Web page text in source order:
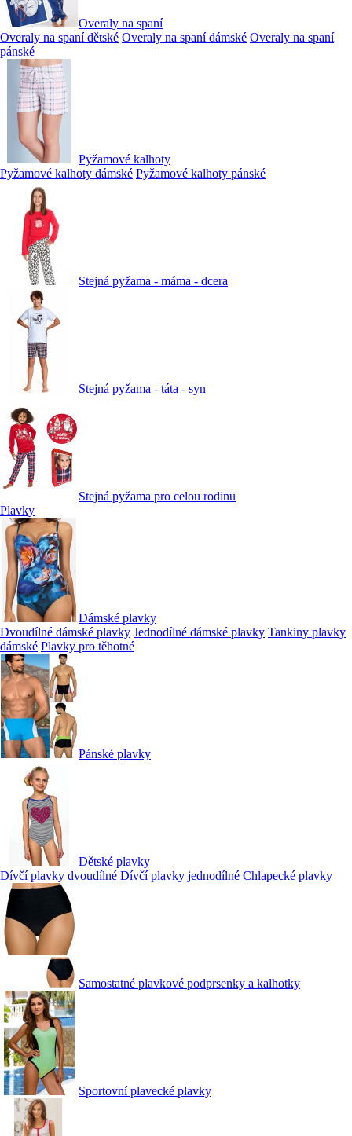
Overaly na spaní
Overaly na spaní dětské Overaly na spaní dámské Overaly na spaní
pánské
Pyžamové kalhoty
Pyžamové kalhoty dámské Pyžamové kalhoty pánské
Stejná pyžama - máma - dcera
Stejná pyžama - táta - syn
Stejná pyžama pro celou rodinu
Plavky
Dámské plavky
Dvoudílné dámské plavky Jednodílné dámské plavky Tankiny plavky
dámské Plavky pro těhotné
Pánské plavky
Dětské plavky
Dívčí plavky dvoudílné Dívčí plavky jednodílné Chlapecké plavky
Samostatné plavkové podprsenky a kalhotky
Sportovní plavecké plavky